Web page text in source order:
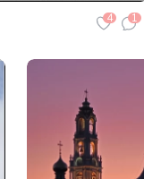
4 1